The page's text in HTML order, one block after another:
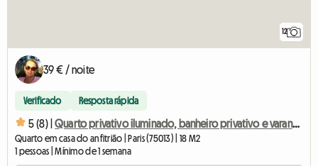
12
39 € / noite
Verificado Resposta rápida
5 (8) | Quarto privativo iluminado, banheiro privativo e varanda
Quarto em casa do anfitrião | Paris (75013) | 18 M2
1 pessoas | Mínimo de 1 semana